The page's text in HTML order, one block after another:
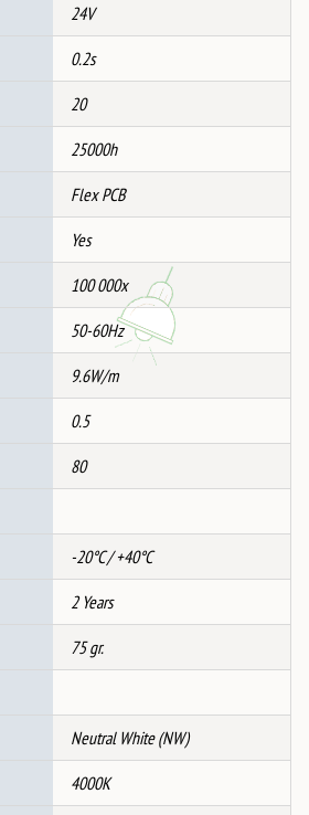
24V
0.2s
20
25000h
Flex PCB
Yes
100 000x
50-60Hz
9.6W/m
0.5
80
-20°C / +40°C
2 Years
75 gr.
Neutral White (NW)
4000K